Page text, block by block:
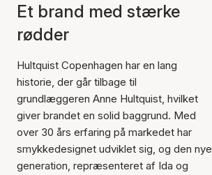
Et brand med stærke
rødder
Hultquist Copenhagen har en lang
historie, der går tilbage til
grundlæggeren Anne Hultquist, hvilket
giver brandet en solid baggrund. Med
over 30 års erfaring på markedet har
smykkedesignet udviklet sig, og den nye
generation, repræsenteret af Ida og